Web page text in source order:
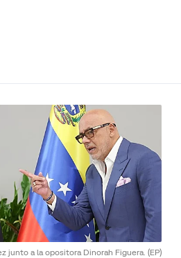
junto a la opositora Dinorah Figuera. (EP)